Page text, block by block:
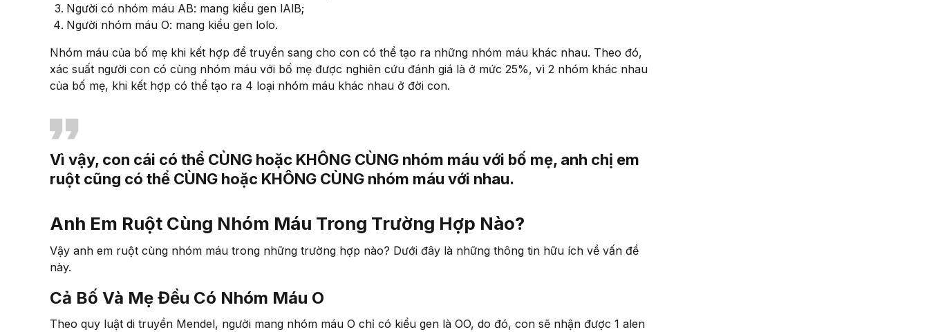
Người có nhóm máu AB: mang kiểu gen lAlB;
Người nhóm máu O: mang kiểu gen lolo.
Nhóm máu của bố mẹ khi kết hợp để truyền sang cho con có thể tạo ra những nhóm máu khác nhau. Theo đó,
xác suất người con có cùng nhóm máu với bố mẹ được nghiên cứu đánh giá là ở mức 25%, vì 2 nhóm khác nhau
của bố mẹ, khi kết hợp có thể tạo ra 4 loại nhóm máu khác nhau ở đời con.
Vì vậy, con cái có thể CÙNG hoặc KHÔNG CÙNG nhóm máu với bố mẹ, anh chị em
ruột cũng có thể CÙNG hoặc KHÔNG CÙNG nhóm máu với nhau.
Anh Em Ruột Cùng Nhóm Máu Trong Trường Hợp Nào?
Vậy anh em ruột cùng nhóm máu trong những trường hợp nào? Dưới đây là những thông tin hữu ích về vấn đề
này.
Cả Bố Và Mẹ Đều Có Nhóm Máu O
Theo quy luật di truyền Mendel, người mang nhóm máu O chỉ có kiểu gen là OO, do đó, con sẽ nhận được 1 alen